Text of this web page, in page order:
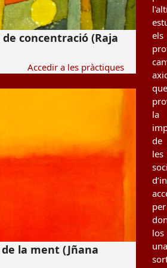
concentració (Raja
Accedir a les pràctiques
la ment (Jñana
els
que
la
de
les
per
los
una